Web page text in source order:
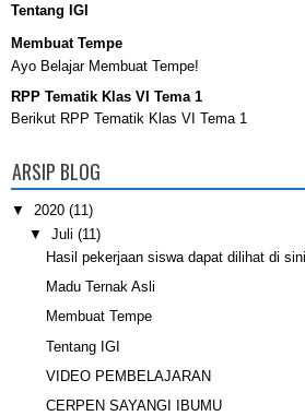
Tentang IGI
Membuat Tempe
Ayo Belajar Membuat Tempe!
RPP Tematik Klas VI Tema 1
Berikut RPP Tematik Klas VI Tema 1
ARSIP BLOG
▼ 2020 (11)
▼ Juli (11)
Hasil pekerjaan siswa dapat dilihat di sini
Madu Ternak Asli
Membuat Tempe
Tentang IGI
VIDEO PEMBELAJARAN
CERPEN SAYANGI IBUMU